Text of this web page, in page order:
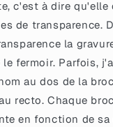
confettis
c'est à dire
de transparence.
la
fermoir. Parfois,
au dos de la
recto. Chaque
en fonction de sa